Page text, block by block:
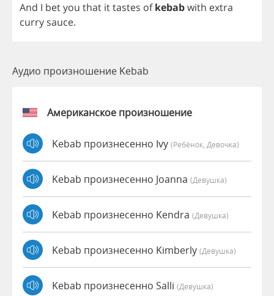
And I betyou that ittastes of kebabwith extra
curry sauce.
Аудио произношение Kebab
Американское произношение
Kebab произнесенно Ivy (Ребёнок, Девочка)
Kebab произнесенно Joanna (девушка)
Kebab произнесенно Kendra (девушка)
Kebab произнесенно Kimberly (девушка)
Kebab произнесенно Salli (девушка)